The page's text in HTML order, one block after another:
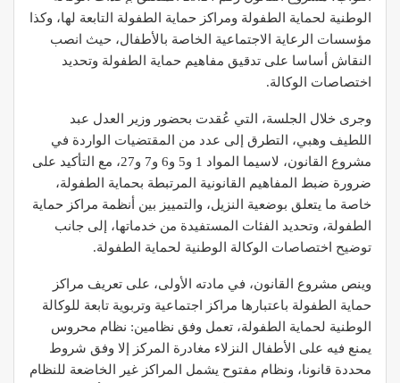
الوطنية لحماية الطفولة ومراكز حماية الطفولة التابعة لها، وكذا
مؤسسات الرعاية الاجتماعية الخاصة بالأطفال، حيث انصب
النقاش أساسا على تدقيق مفاهيم حماية الطفولة وتحديد
اختصاصات الوكالة.
وجرى خلال الجلسة، التي عُقدت بحضور وزير العدل عبد
اللطيف وهبي، التطرق إلى عدد من المقتضيات الواردة في
مشروع القانون، لاسيما المواد 1 و5 و6 و7 و27، مع التأكيد على
ضرورة ضبط المفاهيم القانونية المرتبطة بحماية الطفولة،
خاصة ما يتعلق بوضعية النزيل، والتمييز بين أنظمة مراكز حماية
الطفولة، وتحديد الفئات المستفيدة من خدماتها، إلى جانب
توضيح اختصاصات الوكالة الوطنية لحماية الطفولة.
وينص مشروع القانون، في مادته الأولى، على تعريف مراكز
حماية الطفولة باعتبارها مراكز اجتماعية وتربوية تابعة للوكالة
الوطنية لحماية الطفولة، تعمل وفق نظامين: نظام محروس
يمنع فيه على الأطفال النزلاء مغادرة المركز إلا وفق شروط
محددة قانونا، ونظام مفتوح يشمل المراكز غير الخاضعة للنظام